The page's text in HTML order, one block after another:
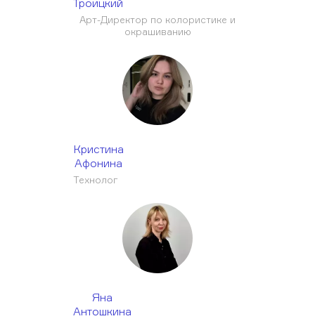
Обучающее видео
Троицкий
Арт-Директор по колористике и
окрашиванию
Кристина
Афонина
Технолог
Яна
Антошкина